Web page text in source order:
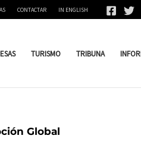
CONTACTAR IN ENGLISH
TURISMO TRIBUNA
Global